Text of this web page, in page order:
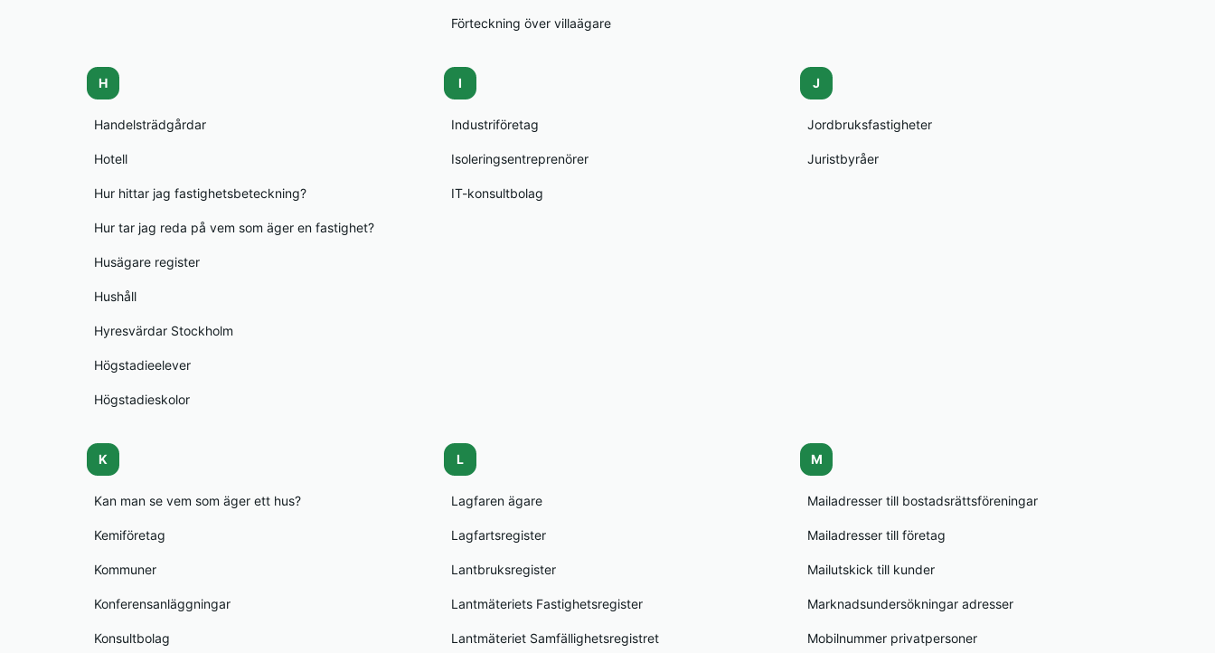
Förteckning över villaägare
H
Handelsträdgårdar
Hotell
Hur hittar jag fastighetsbeteckning?
Hur tar jag reda på vem som äger en fastighet?
Husägare register
Hushåll
Hyresvärdar Stockholm
Högstadieelever
Högstadieskolor
I
Industriföretag
Isoleringsentreprenörer
IT-konsultbolag
J
Jordbruksfastigheter
Juristbyråer
K
Kan man se vem som äger ett hus?
Kemiföretag
Kommuner
Konferensanläggningar
Konsultbolag
L
Lagfaren ägare
Lagfartsregister
Lantbruksregister
Lantmäteriets Fastighetsregister
Lantmäteriet Samfällighetsregistret
M
Mailadresser till bostadsrättsföreningar
Mailadresser till företag
Mailutskick till kunder
Marknadsundersökningar adresser
Mobilnummer privatpersoner